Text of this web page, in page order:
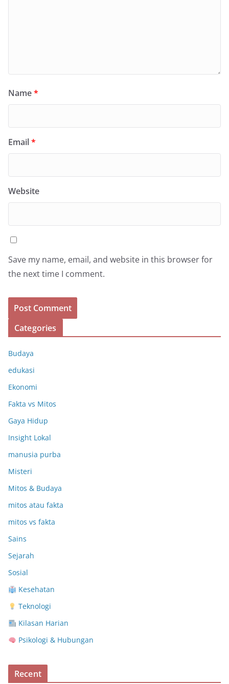
Name*
Email*
Website
Save my name, email, and website in this browser for
the next time I comment.
Categories
Budaya
edukasi
Ekonomi
Fakta vs Mitos
Gaya Hidup
Insight Lokal
manusia purba
Misteri
Mitos & Budaya
mitos atau fakta
mitos vs fakta
Sains
Sejarah
Sosial
Kesehatan
Teknologi
Kilasan Harian
Psikologi & Hubungan
Recent